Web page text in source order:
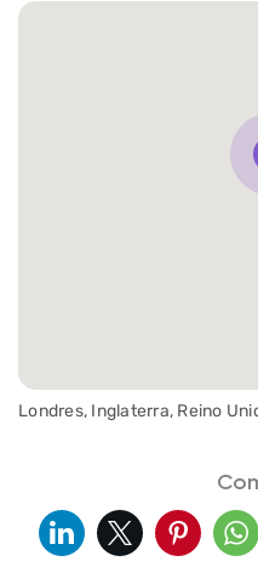
Londres, Inglaterra, Reino